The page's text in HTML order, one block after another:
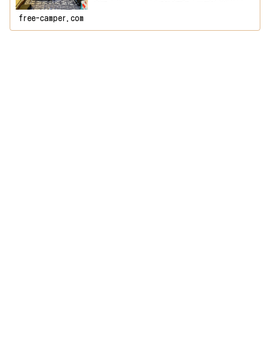
free-camper.com